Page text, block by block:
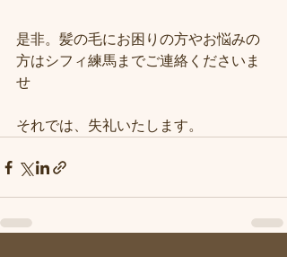
是非。髪の毛にお困りの方やお悩みの
方はシフィ練馬までご連絡くださいま
せ
それでは、失礼いたします。